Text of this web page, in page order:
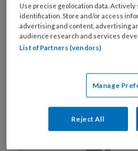
Artikelen
Use precise geolocation data.
identification. Store and/or access
advertising and content, advertising
audience research and services
List of Partners (vendors)
Manage
Reject All